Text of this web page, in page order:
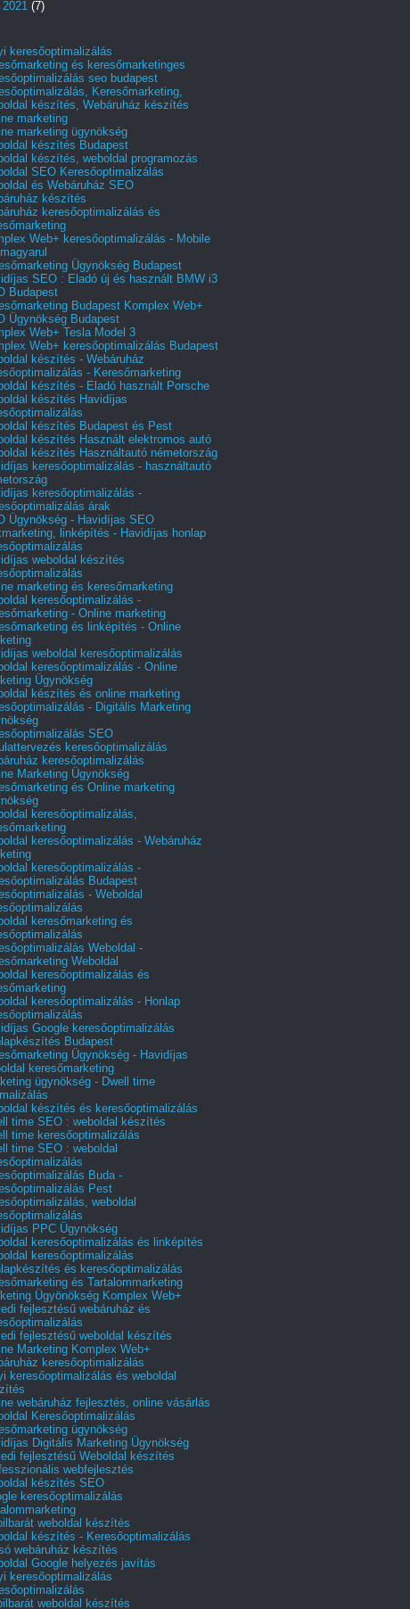
(7)
keresőoptimalizálás
és keresőmarketinges
seo budapest
Keresőmarketing,
készítés, Webáruház készítés
marketing
marketing ügynökség
készítés Budapest
készítés, weboldal programozás
SEO Keresőoptimalizálás
és Webáruház SEO
készítés
keresőoptimalizálás és
Web+ keresőoptimalizálás - Mobile
Ügynökség Budapest
SEO : Eladó új és használt BMW i3
Budapest
Budapest Komplex Web+
Ügynökség Budapest
Web+ Tesla Model 3
Web+ keresőoptimalizálás Budapest
készítés - Webáruház
- Keresőmarketing
készítés - Eladó használt Porsche
készítés Havidíjas
készítés Budapest és Pest
készítés Használt elektromos autó
készítés Használtautó németország
keresőoptimalizálás - használtautó
keresőoptimalizálás -
árak
Ügynökség - Havidíjas SEO
linképítés - Havidíjas honlap
weboldal készítés
marketing és keresőmarketing
keresőoptimalizálás -
- Online marketing
és linképítés - Online
weboldal keresőoptimalizálás
keresőoptimalizálás - Online
Ügynökség
készítés és online marketing
- Digitális Marketing
SEO
keresőoptimalizálás
keresőoptimalizálás
Marketing Ügynökség
és Online marketing
keresőoptimalizálás,
keresőoptimalizálás - Webáruház
keresőoptimalizálás -
Budapest
- Weboldal
keresőmarketing és
Weboldal -
Weboldal
keresőoptimalizálás és
keresőoptimalizálás - Honlap
Google keresőoptimalizálás
Budapest
Ügynökség - Havidíjas
keresőmarketing
ügynökség - Dwell time
készítés és keresőoptimalizálás
time SEO : weboldal készítés
time keresőoptimalizálás
time SEO : weboldal
Buda -
Pest
weboldal
PPC Ügynökség
keresőoptimalizálás és linképítés
keresőoptimalizálás
és keresőoptimalizálás
és Tartalommarketing
Ügyönökség Komplex Web+
fejlesztésű webáruház és
fejlesztésű weboldal készítés
Marketing Komplex Web+
keresőoptimalizálás
keresőoptimalizálás és weboldal
webáruház fejlesztés, online vásárlás
Keresőoptimalizálás
ügynökség
Digitális Marketing Ügynökség
fejlesztésű Weboldal készítés
webfejlesztés
készítés SEO
keresőoptimalizálás
weboldal készítés
készítés - Keresőoptimalizálás
webáruház készítés
Google helyezés javítás
keresőoptimalizálás
weboldal készítés